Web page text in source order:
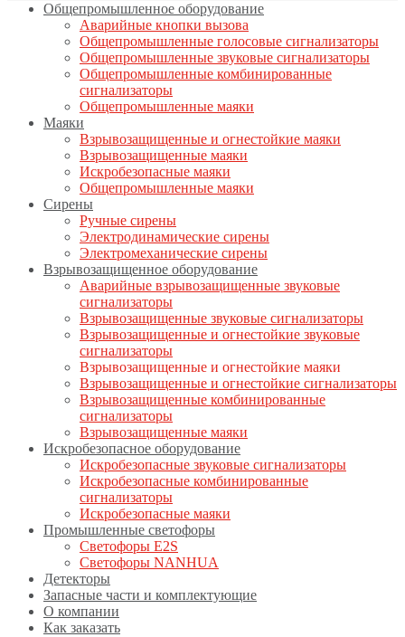
Общепромышленное оборудование
Аварийные кнопки вызова
Общепромышленные голосовые сигнализаторы
Общепромышленные звуковые сигнализаторы
Общепромышленные комбинированные
сигнализаторы
Общепромышленные маяки
Маяки
Взрывозащищенные и огнестойкие маяки
Взрывозащищенные маяки
Искробезопасные маяки
Общепромышленные маяки
Сирены
Ручные сирены
Электродинамические сирены
Электромеханические сирены
Взрывозащищенное оборудование
Аварийные взрывозащищенные звуковые
сигнализаторы
Взрывозащищенные звуковые сигнализаторы
Взрывозащищенные и огнестойкие звуковые
сигнализаторы
Взрывозащищенные и огнестойкие маяки
Взрывозащищенные и огнестойкие сигнализаторы
Взрывозащищенные комбинированные
сигнализаторы
Взрывозащищенные маяки
Искробезопасное оборудование
Искробезопасные звуковые сигнализаторы
Искробезопасные комбинированные
сигнализаторы
Искробезопасные маяки
Промышленные светофоры
Светофоры E2S
Светофоры NANHUA
Детекторы
Запасные части и комплектующие
О компании
Как заказать